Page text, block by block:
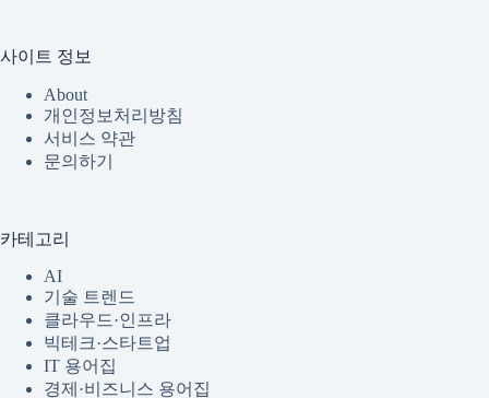
사이트 정보
About
개인정보처리방침
서비스 약관
문의하기
카테고리
AI
기술 트렌드
클라우드·인프라
빅테크·스타트업
IT 용어집
경제·비즈니스 용어집